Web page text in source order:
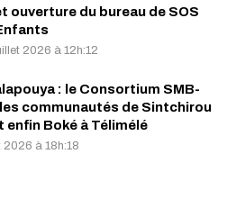
ouverture du bureau de SOS
2026 à 12h:12
: le Consortium SMB-
communautés de Sintchirou
enfin Boké à Télimélé
2026 à 18h:18